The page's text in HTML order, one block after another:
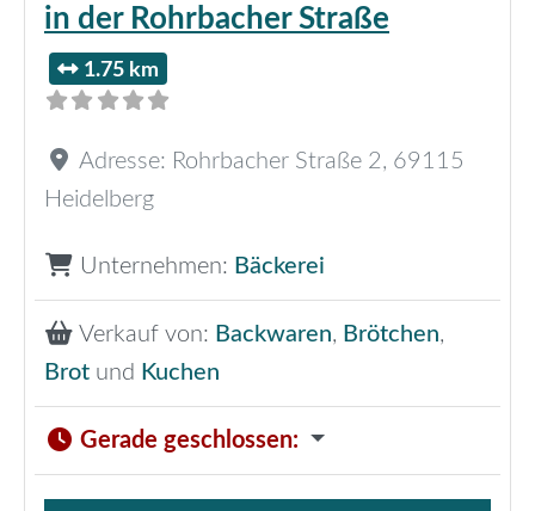
in der Rohrbacher Straße
1.75 km
Adresse: Rohrbacher Straße 2, 69115
Heidelberg
Unternehmen: Bäckerei
Verkauf von: Backwaren, Brötchen,
Brot und Kuchen
Gerade geschlossen: